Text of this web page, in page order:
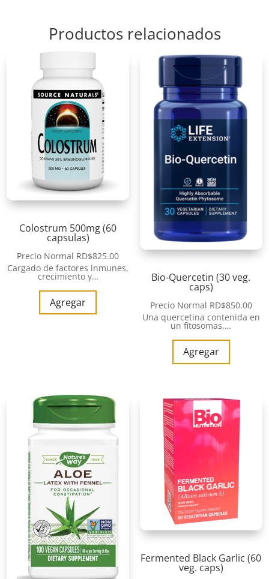
Productos relacionados
Colostrum 500mg (60
capsulas)
Precio Normal RD$825.00
Cargado de factores inmunes,
crecimiento y…
Agregar
Bio-Quercetin (30 veg.
caps)
Precio Normal RD$850.00
Una quercetina contenida en
un fitosomas,…
Agregar
Fermented Black Garlic (60
veg. caps)